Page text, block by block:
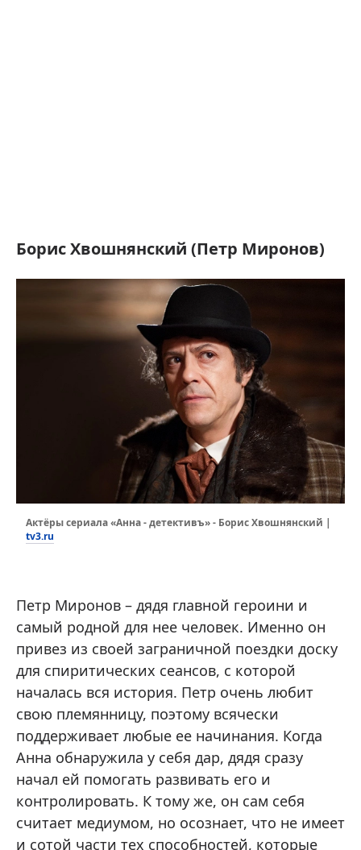
Борис Хвошнянский (Петр Миронов)
Актёры сериала «Анна - детективъ» - Борис Хвошнянский |
tv3.ru
Петр Миронов – дядя главной героини и
самый родной для нее человек. Именно он
привез из своей заграничной поездки доску
для спиритических сеансов, с которой
началась вся история. Петр очень любит
свою племянницу, поэтому всячески
поддерживает любые ее начинания. Когда
Анна обнаружила у себя дар, дядя сразу
начал ей помогать развивать его и
контролировать. К тому же, он сам себя
считает медиумом, но осознает, что не имеет
и сотой части тех способностей, которые